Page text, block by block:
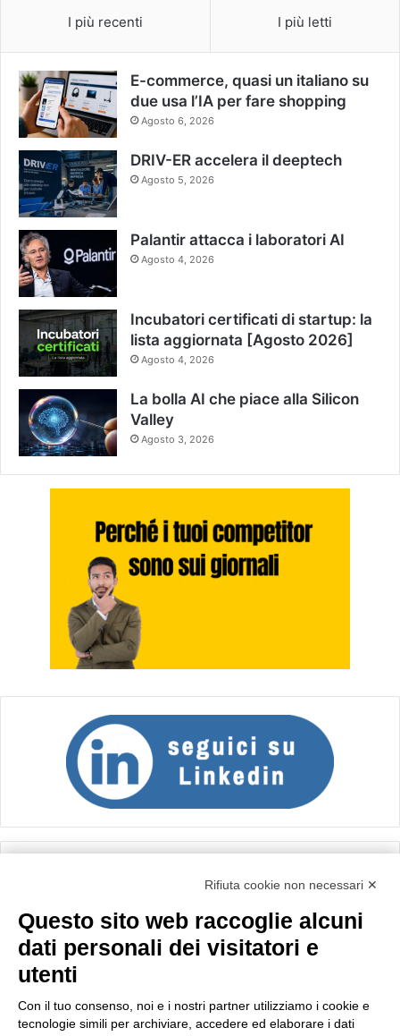
I più recenti I più letti
E-commerce, quasi un italiano su
due usa l’IA per fare shopping
Agosto 6, 2026
DRIV-ER accelera il deeptech
Agosto 5, 2026
Palantir attacca i laboratori AI
Agosto 4, 2026
Incubatori certificati di startup: la
lista aggiornata [Agosto 2026]
Agosto 4, 2026
La bolla AI che piace alla Silicon
Valley
Agosto 3, 2026
Importo netto (€):
Rifiuta cookie non necessari ✕
Questo sito web raccoglie alcuni
dati personali dei visitatori e
utenti
Con il tuo consenso, noi e i nostri partner utilizziamo i cookie e
tecnologie simili per archiviare, accedere ed elaborare i dati